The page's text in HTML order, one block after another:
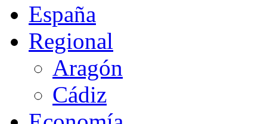
España
Regional
Aragón
Cádiz